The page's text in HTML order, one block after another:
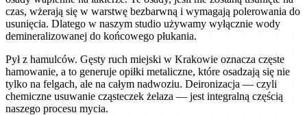
czas, wżerają się w warstwę bezbarwną i wymagają polerowania do
usunięcia. Dlatego w naszym studio używamy wyłącznie wody
demineralizowanej do końcowego płukania.
Pył z hamulców. Gęsty ruch miejski w Krakowie oznacza częste
hamowanie, a to generuje opiłki metaliczne, które osadzają się nie
tylko na felgach, ale na całym nadwoziu. Deironizacja — czyli
chemiczne usuwanie cząsteczek żelaza — jest integralną częścią
naszego procesu mycia.